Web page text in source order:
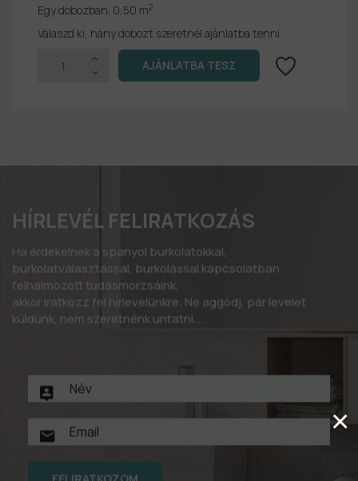
Egy dobozban: 0,50 m2
Válaszd ki, hány dobozt szeretnél ajánlatba tenni.
HÍRLEVÉL FELIRATKOZÁS
Ha érdekelnek a spanyol burkolatokkal,
burkolatválasztással, burkolással kapcsolatban
felhalmozott tudásmorzsáink,
akkor iratkozz fel hírlevelünkre. Ne aggódj, pár levelet
küldünk, nem szeretnénk untatni….
×